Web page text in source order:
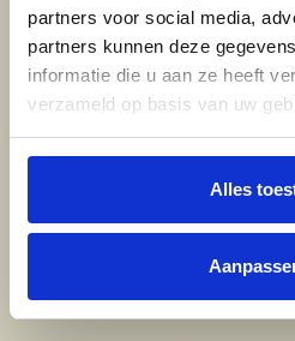
partners voor social media,
partners kunnen deze
informatie die u aan ze heeft
verzameld op basis van uw
Alles
Marmoleum
Parket
Openingstijden